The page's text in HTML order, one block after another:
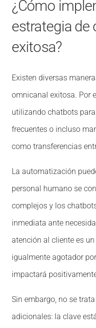
¿Cómo
estrategia de
exitosa?
Existen diversas
omnicanal exitosa. Por
utilizando chatbots
frecuentes o incluso
como transferencias
La automatización
personal humano se
complejos y los
inmediata ante
atención al cliente es
igualmente agotador
impactará
Sin embargo, no se
adicionales: la clave